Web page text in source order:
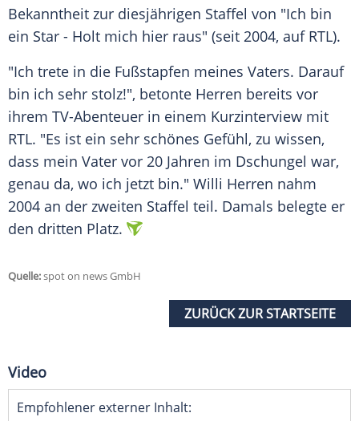
Bekanntheit zur diesjährigen Staffel von "Ich bin
ein Star - Holt mich hier raus" (seit 2004, auf RTL).
"Ich trete in die Fußstapfen meines Vaters. Darauf
bin ich sehr stolz!", betonte Herren bereits vor
ihrem TV-Abenteuer in einem Kurzinterview mit
RTL. "Es ist ein sehr schönes Gefühl, zu wissen,
dass mein Vater vor 20 Jahren im Dschungel war,
genau da, wo ich jetzt bin." Willi Herren nahm
2004 an der zweiten Staffel teil. Damals belegte er
den dritten Platz.
Quelle:spot on news GmbH
ZURÜCK ZUR STARTSEITE
Video
Empfohlener externer Inhalt: